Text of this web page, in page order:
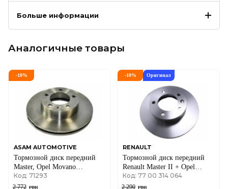
Больше информации
Аналогичные товары
-10%
ASAM AUTOMOTIVE
Тормозной диск передний
Master, Opel Movano
1.9/3.0dCi 00- RENAULT
Код: 71293
2 772 грн
-10% Оригинал
RENAULT
Тормозной диск передний
Renault Master II + Opel
Movano A 98->10
Код: 77 00 314 064
2 290 грн